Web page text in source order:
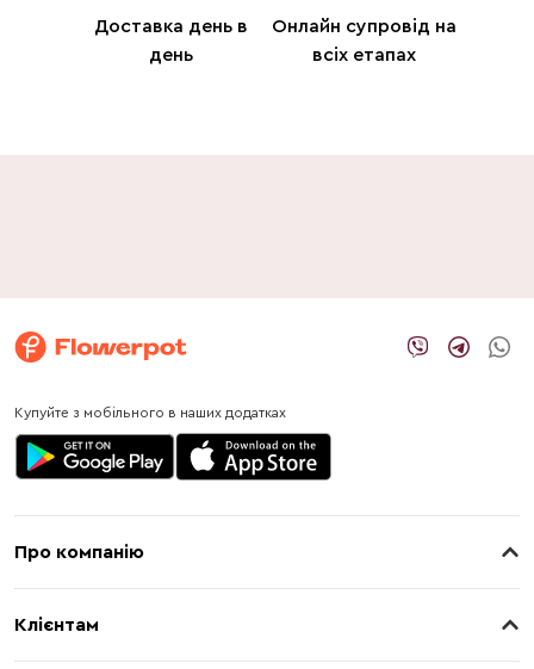
Доставка день в
день
Онлайн супровід на
всіх етапах
Купуйте з мобільного в наших додатках
Про компанію
Клієнтам